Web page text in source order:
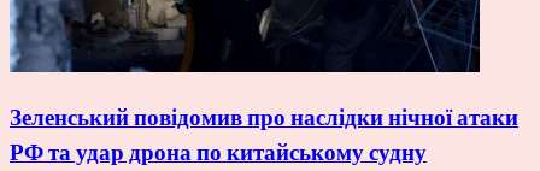
Зеленський повідомив про наслідки нічної атаки
РФ та удар дрона по китайському судну